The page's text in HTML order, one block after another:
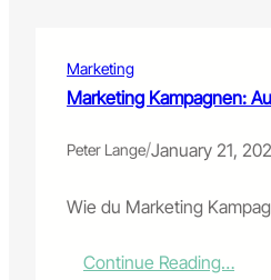
der
Marketing
Marketing Kampagnen:
Peter Lange/January 21,
Wie du Marketing
Continue Reading…